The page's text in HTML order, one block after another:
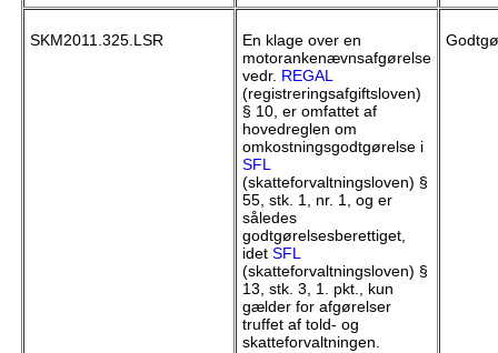
SKM2011.325.LSR
En klage over en
motorankenævnsafgørelse
vedr. REGAL
(registreringsafgiftsloven)
§ 10, er omfattet af
hovedreglen om
omkostningsgodtgørelse i
SFL
(skatteforvaltningsloven) §
55, stk. 1, nr. 1, og er
således
godtgørelsesberettiget,
idet SFL
(skatteforvaltningsloven) §
13, stk. 3, 1. pkt., kun
gælder for afgørelser
truffet af told- og
skatteforvaltningen.